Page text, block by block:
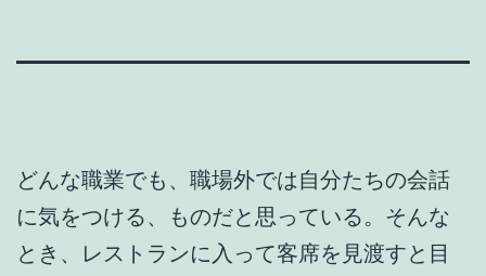
どんな職業でも、職場外では自分たちの会話
に気をつける、ものだと思っている。そんな
とき、レストランに入って客席を見渡すと目